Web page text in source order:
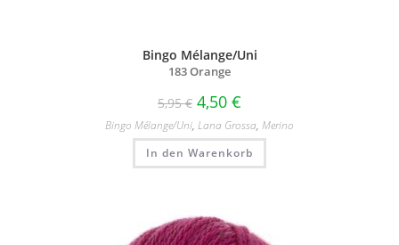
Bingo Mélange/Uni
183 Orange
5,95€ 4,50 €
Bingo Mélange/​Uni, Lana Grossa, Merino
In den Warenkorb